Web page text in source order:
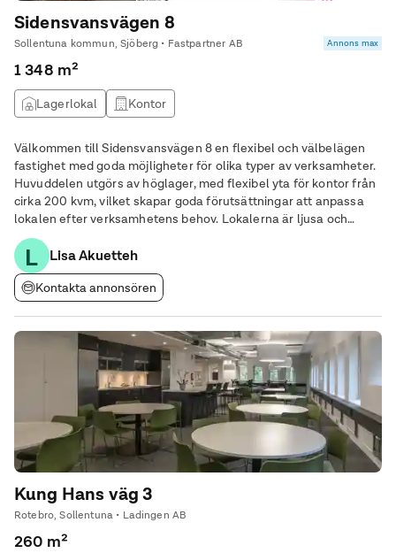
Sidensvansvägen 8
Sollentuna kommun, Sjöberg • Fastpartner AB Annons max
1 348 m²
Lagerlokal Kontor
Välkommen till Sidensvansvägen 8 en flexibel och välbelägen
fastighet med goda möjligheter för olika typer av verksamheter.
Huvuddelen utgörs av höglager, med flexibel yta för kontor från
cirka 200 kvm, vilket skapar goda förutsättningar att anpassa
lokalen efter verksamhetens behov. Lokalerna är ljusa och
funktionella med bra planlösning, och fastigheten har ett
strategiskt läge med närhet till
L Lisa Akuetteh
Kontakta annonsören
Kung Hans väg 3
Rotebro, Sollentuna • Ladingen AB
260 m²